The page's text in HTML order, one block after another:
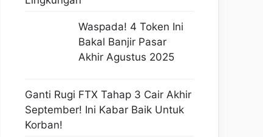
Waspada! 4 Token Ini
Bakal Banjir Pasar
Akhir Agustus 2025
Ganti Rugi FTX Tahap 3 Cair Akhir
September! Ini Kabar Baik Untuk
Korban!